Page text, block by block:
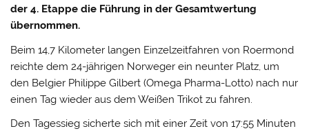
der 4. Etappe die Führung in der Gesamtwertung
übernommen.
Beim 14,7 Kilometer langen Einzelzeitfahren von Roermond
reichte dem 24-jährigen Norweger ein neunter Platz, um
den Belgier Philippe Gilbert (Omega Pharma-Lotto) nach nur
einen Tag wieder aus dem Weißen Trikot zu fahren.
Den Tagessieg sicherte sich mit einer Zeit von 17:55 Minuten